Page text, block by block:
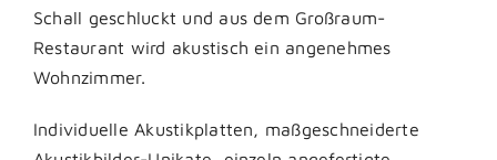
Schall geschluckt und aus dem Großraum-
Restaurant wird akustisch ein angenehmes
Wohnzimmer.
Individuelle Akustikplatten, maßgeschneiderte